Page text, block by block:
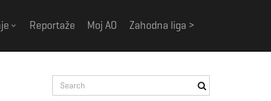
Reportaže Moj AO Zahodna liga >
e